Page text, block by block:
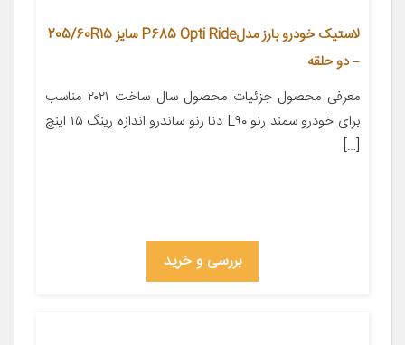
لاستیک خودرو بارز مدلP685 Opti Ride سایز 205/60R15
– دو حلقه
معرفی محصول جزئیات محصول سال ساخت ۲۰۲۱ مناسب
برای خودرو سمند رنو L۹۰ دنا رنو ساندرو اندازه رینگ ۱۵ اینچ
[…]
بررسی و خرید